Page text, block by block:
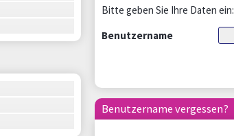
Bitte geben Sie Ihre Daten ein:
Benutzername
Benutzername vergessen?